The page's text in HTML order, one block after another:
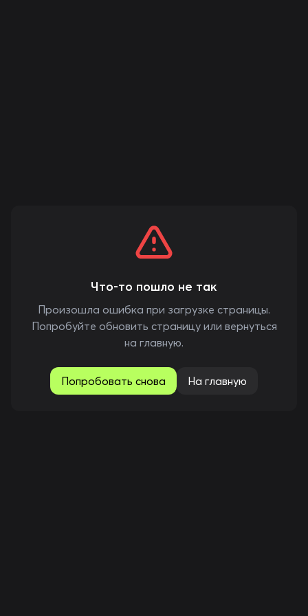
Что-то пошло не так
Произошла ошибка при загрузке страницы.
Попробуйте обновить страницу или вернуться
на главную.
Попробовать снова На главную